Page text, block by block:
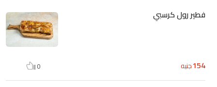
فطير رول كرسبي
154جنيه 0